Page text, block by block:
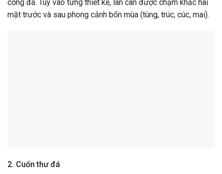
cổng đá. Tùy vào từng thiết kế, lan can được chạm khắc hai
mặt trước và sau phong cảnh bốn mùa (tùng, trúc, cúc, mai).
2. Cuốn thư đá